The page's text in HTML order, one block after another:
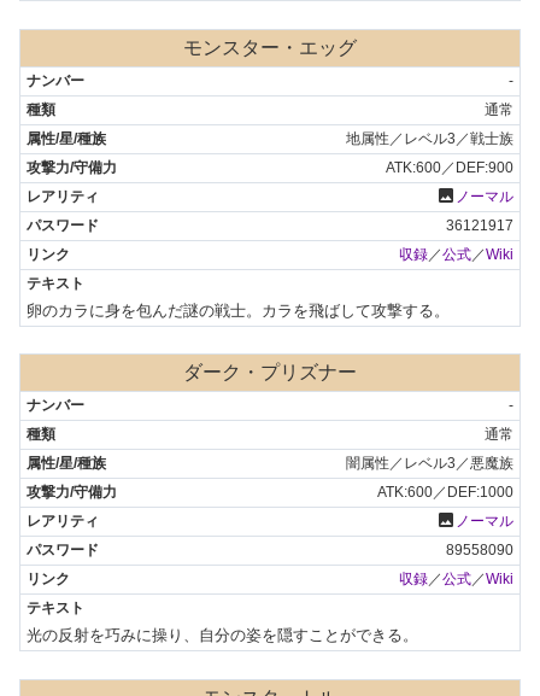
モンスター・エッグ
-
通常
地属性／レベル3／戦士族
ATK:600／DEF:900
photo ノーマル
36121917
収録 ／公式 ／Wiki
卵のカラに身を包んだ謎の戦士。カラを飛ばして攻撃する。
ダーク・プリズナー
-
通常
闇属性／レベル3／悪魔族
ATK:600／DEF:1000
photo ノーマル
89558090
収録／公式／Wiki
光の反射を巧みに操り、自分の姿を隠すことができる。